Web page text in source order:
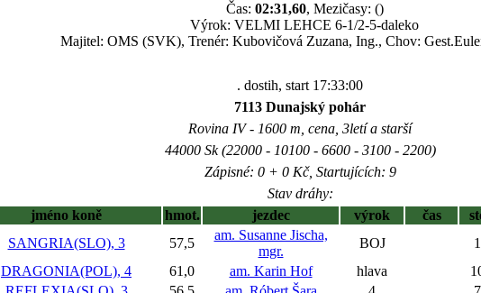
Čas: 02:31,60, Mezičasy: ()
Výrok: VELMI LEHCE 6-1/2-5-daleko
Majitel: OMS (SVK), Trenér: Kubovičová Zuzana, Ing., Chov:
. dostih, start 17:33:00
7113 Dunajský pohár
Rovina IV - 1600 m, cena, 3letí a starší
44000 Sk (22000 - 10100 - 6600 - 3100 - 2200)
Zápisné: 0 + 0 Kč, Startujících: 9
Stav dráhy:
jméno koně hmot. jezdec výrok čas
SANGRIA(SLO), 3 57,5
am. Susanne Jischa,
mgr.
BOJ 1
DRAGONIA(POL), 4 61,0 am. Karin Hof hlava